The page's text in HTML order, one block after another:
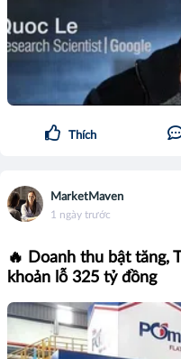
Thích
MarketMaven
1 ngày trước
🔥 Doanh thu bật tăng,
khoản lỗ 325 tỷ đồng